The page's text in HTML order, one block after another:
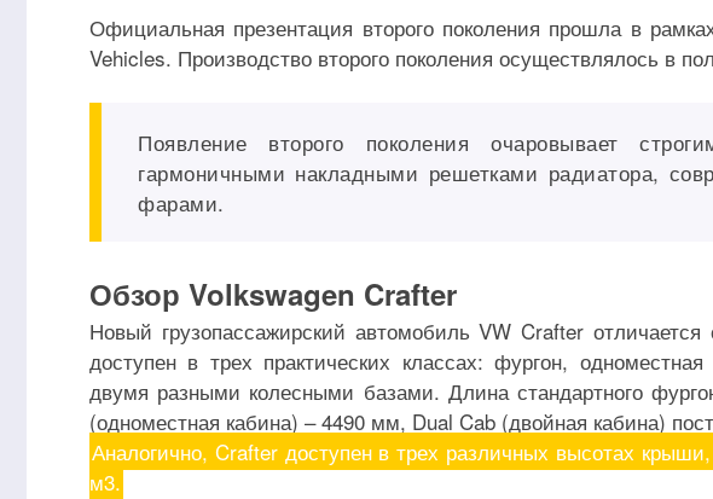
Официальная презентация второго поколения прошла в
Vehicles. Производство второго поколения осуществлялось в
Появление второго поколения очаровывает
гармоничными накладными решетками радиатора,
фарами.
Обзор Volkswagen Crafter
Новый грузопассажирский автомобиль VW Crafter
доступен в трех практических классах: фургон,
двумя разными колесными базами. Длина стандартного
(одноместная кабина) – 4490 мм, Dual Cab (двойная кабина)
Аналогично, Crafter доступен в трех различных высотах
м3.